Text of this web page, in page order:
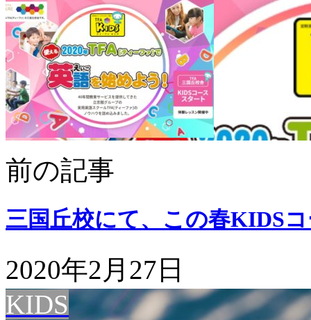
前の記事
三国丘校にて、この春KIDS
2020年2月27日
KIDS